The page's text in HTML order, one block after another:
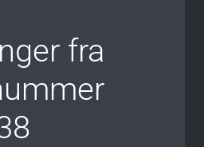
fra